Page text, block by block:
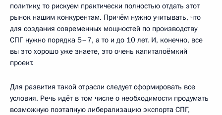
политику, то рискуем практически полностью отдать этот
рынок нашим конкурентам. Причём нужно учитывать, что
для создания современных мощностей по производству
СПГ нужно порядка 5–7, а то и до 10 лет. И, конечно, все
вы это хорошо уже знаете, это очень капиталоёмкий
проект.
Для развития такой отрасли следует сформировать все
условия. Речь идёт в том числе о необходимости продумать
возможную поэтапную либерализацию экспорта СПГ,